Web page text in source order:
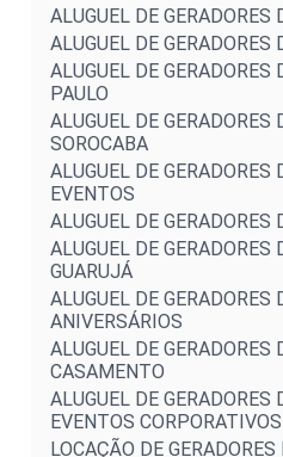
ALUGUEL DE GERADORES
ALUGUEL DE
ALUGUEL DE GERADORES
PAULO
ALUGUEL DE GERADORES
SOROCABA
ALUGUEL DE GERADORES
EVENTOS
ALUGUEL DE GERADORES
ALUGUEL DE GERADORES
GUARUJÁ
ALUGUEL DE GERADORES
ANIVERSÁRIOS
ALUGUEL DE GERADORES
CASAMENTO
ALUGUEL DE GERADORES
EVENTOS CORPORATIVOS
LOCAÇÃO DE